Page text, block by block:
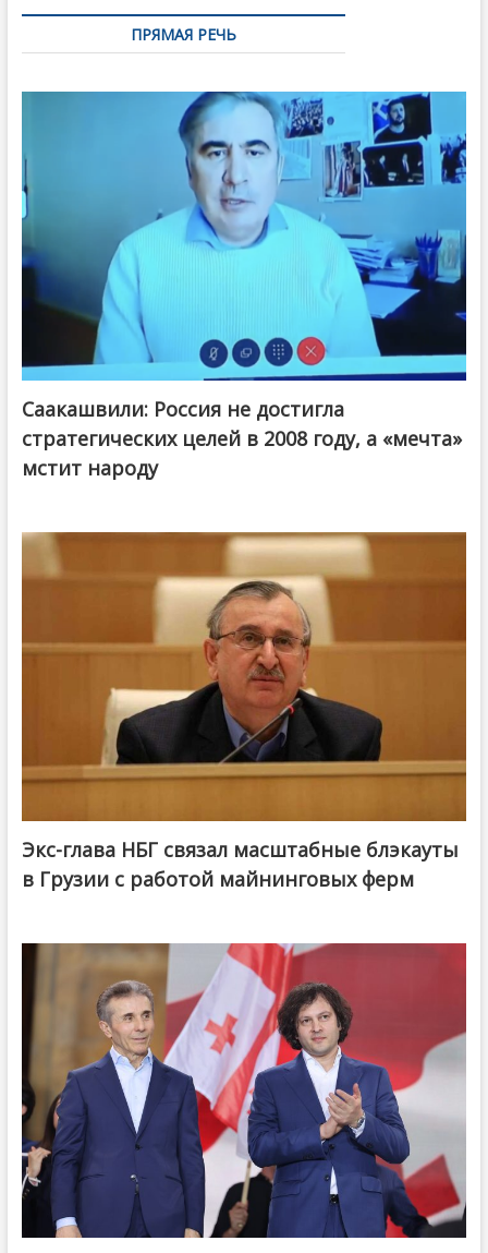
ПРЯМАЯ РЕЧЬ
Саакашвили: Россия не достигла
стратегических целей в 2008 году, а «мечта»
мстит народу
Экс-глава НБГ связал масштабные блэкауты
в Грузии с работой майнинговых ферм